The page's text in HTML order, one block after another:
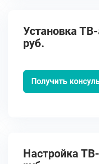
Установка
руб.
Получить
Настройка